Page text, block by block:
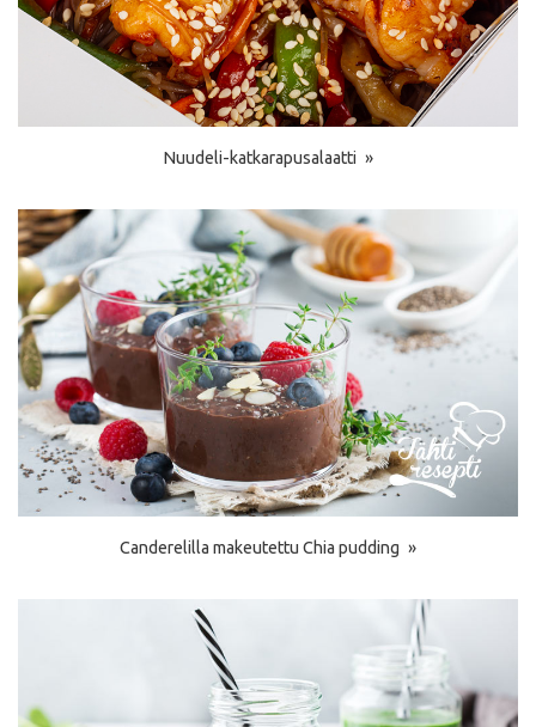
Nuudeli-katkarapusalaatti
Canderelilla makeutettu Chia pudding